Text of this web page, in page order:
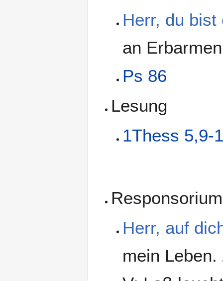
Herr, du bist
an
Ps 86
Lesung
1Thess 5,9-
Responsorium
Herr, auf
mein Leben.